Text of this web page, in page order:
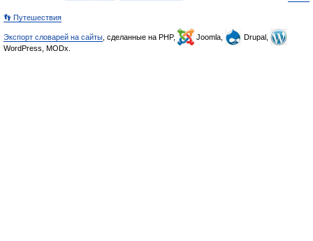
👣 Путешествия
Экспорт словарей на сайты , сделанные на PHP, Joomla,
Drupal,
WordPress, MODx.